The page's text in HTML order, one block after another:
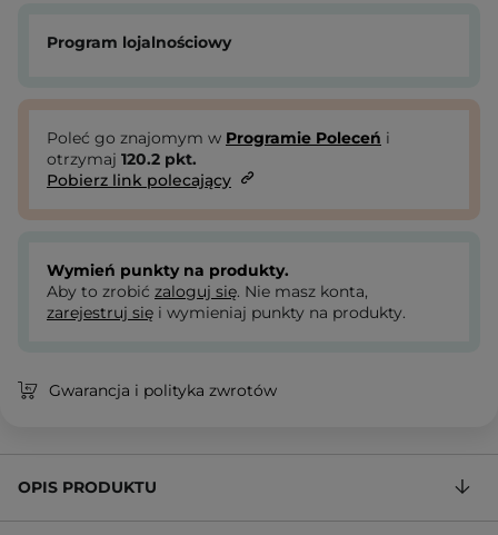
Program lojalnościowy
Poleć go znajomym w Programie Poleceń i
otrzymaj 120.2 pkt.
Pobierz link polecający
Wymień punkty na produkty.
Aby to zrobić zaloguj się. Nie masz konta,
zarejestruj się i wymieniaj punkty na produkty.
Gwarancja i polityka zwrotów
OPIS PRODUKTU